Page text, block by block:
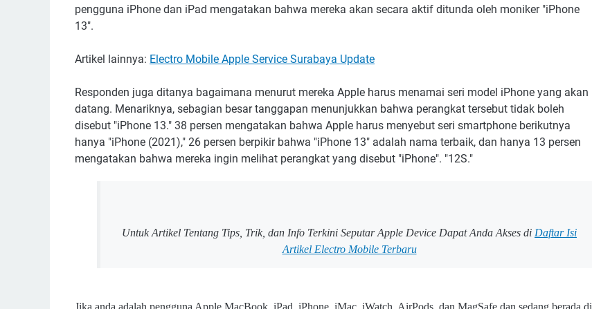
pengguna iPhone dan iPad mengatakan bahwa mereka akan secara aktif ditunda oleh moniker "iPhone
13".
Artikel lainnya: Electro Mobile Apple Service Surabaya Update
Responden juga ditanya bagaimana menurut mereka Apple harus menamai seri model iPhone yang akan
datang. Menariknya, sebagian besar tanggapan menunjukkan bahwa perangkat tersebut tidak boleh
disebut "iPhone 13." 38 persen mengatakan bahwa Apple harus menyebut seri smartphone berikutnya
hanya "iPhone (2021)," 26 persen berpikir bahwa "iPhone 13" adalah nama terbaik, dan hanya 13 persen
mengatakan bahwa mereka ingin melihat perangkat yang disebut "iPhone". "12S."
Untuk Artikel Tentang Tips, Trik, dan Info Terkini Seputar Apple Device Dapat Anda Akses di Daftar Isi
Artikel Electro Mobile Terbaru
Jika anda adalah pengguna Apple MacBook. iPad, iPhone, iMac, iWatch, AirPods, dan MagSafe dan sedang berada di